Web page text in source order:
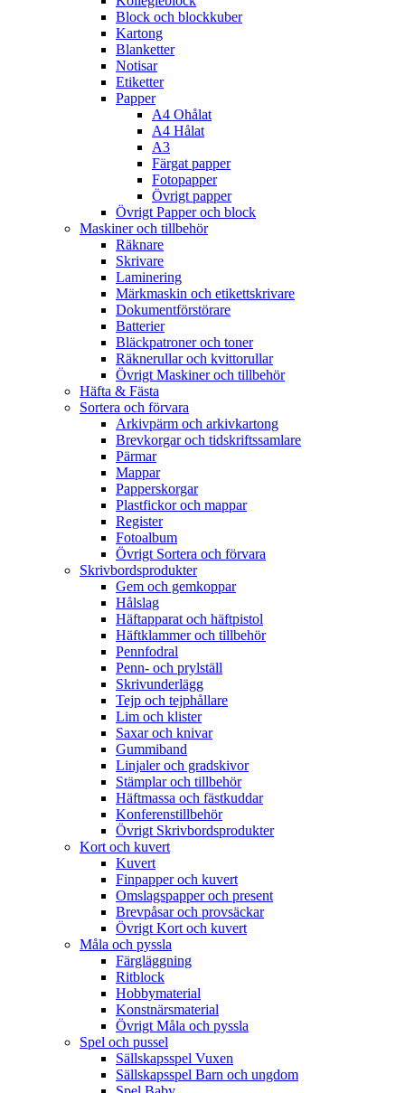
Block och blockkuber
Kartong
Blanketter
Notisar
Etiketter
Papper
A4 Ohålat
A4 Hålat
A3
Färgat papper
Fotopapper
Övrigt papper
Övrigt Papper och block
Maskiner och tillbehör
Räknare
Skrivare
Laminering
Märkmaskin och etikettskrivare
Dokumentförstörare
Batterier
Bläckpatroner och toner
Räknerullar och kvittorullar
Övrigt Maskiner och tillbehör
Häfta & Fästa
Sortera och förvara
Arkivpärm och arkivkartong
Brevkorgar och tidskriftssamlare
Pärmar
Mappar
Papperskorgar
Plastfickor och mappar
Register
Fotoalbum
Övrigt Sortera och förvara
Skrivbordsprodukter
Gem och gemkoppar
Hålslag
Häftapparat och häftpistol
Häftklammer och tillbehör
Pennfodral
Penn- och prylställ
Skrivunderlägg
Tejp och tejphållare
Lim och klister
Saxar och knivar
Gummiband
Linjaler och gradskivor
Stämplar och tillbehör
Häftmassa och fästkuddar
Konferenstillbehör
Övrigt Skrivbordsprodukter
Kort och kuvert
Kuvert
Finpapper och kuvert
Omslagspapper och present
Brevpåsar och provsäckar
Övrigt Kort och kuvert
Måla och pyssla
Färgläggning
Ritblock
Hobbymaterial
Konstnärsmaterial
Övrigt Måla och pyssla
Spel och pussel
Sällskapsspel Vuxen
Sällskapsspel Barn och ungdom